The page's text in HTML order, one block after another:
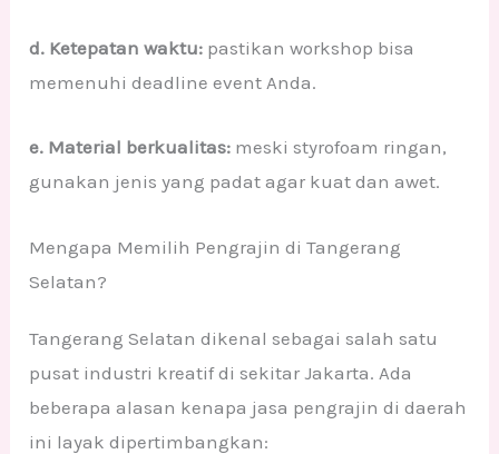
d. Ketepatan waktu: pastikan workshop bisa
memenuhi deadline event Anda.
e. Material berkualitas: meski styrofoam ringan,
gunakan jenis yang padat agar kuat dan awet.
Mengapa Memilih Pengrajin di Tangerang
Selatan?
Tangerang Selatan dikenal sebagai salah satu
pusat industri kreatif di sekitar Jakarta. Ada
beberapa alasan kenapa jasa pengrajin di daerah
ini layak dipertimbangkan: